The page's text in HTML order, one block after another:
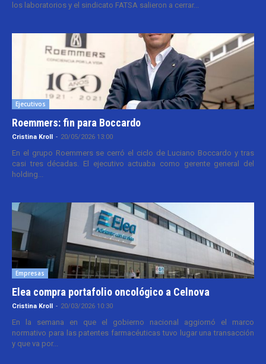
los laboratorios y el sindicato FATSA salieron a cerrar...
Ejecutivos
Roemmers: fin para Boccardo
Cristina Kroll - 20/05/2026 13:00
En el grupo Roemmers se cerró el ciclo de Luciano Boccardo y tras
casi tres décadas. El ejecutivo actuaba como gerente general del
holding...
Empresas
Elea compra portafolio oncológico a Celnova
Cristina Kroll - 20/03/2026 10:30
En la semana en que el gobierno nacional aggiornó el marco
normativo para las patentes farmacéuticas tuvo lugar una transacción
y que va por...